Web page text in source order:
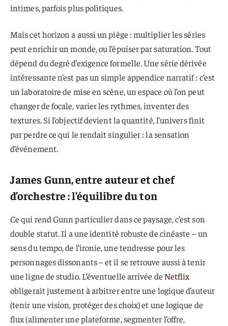
intimes, parfois plus politiques.
Mais cet horizon a aussi un piège : multiplier les séries
peut enrichir un monde, ou l’épuiser par saturation. Tout
dépend du degré d’exigence formelle. Une série dérivée
intéressante n’est pas un simple appendice narratif : c’est
un laboratoire de mise en scène, un espace où l’on peut
changer de focale, varier les rythmes, inventer des
textures. Si l’objectif devient la quantité, l’univers finit
par perdre ce qui le rendait singulier : la sensation
d’événement.
James Gunn, entre auteur et chef
d’orchestre : l’équilibre du ton
Ce qui rend Gunn particulier dans ce paysage, c’est son
double statut. Il a une identité robuste de cinéaste – un
sens du tempo, de l’ironie, une tendresse pour les
personnages dissonants – et il se retrouve aussi à tenir
une ligne de studio. L’éventuelle arrivée de Netflix
obligerait justement à arbitrer entre une logique d’auteur
(tenir une vision, protéger des choix) et une logique de
flux (alimenter une plateforme, segmenter l’offre,